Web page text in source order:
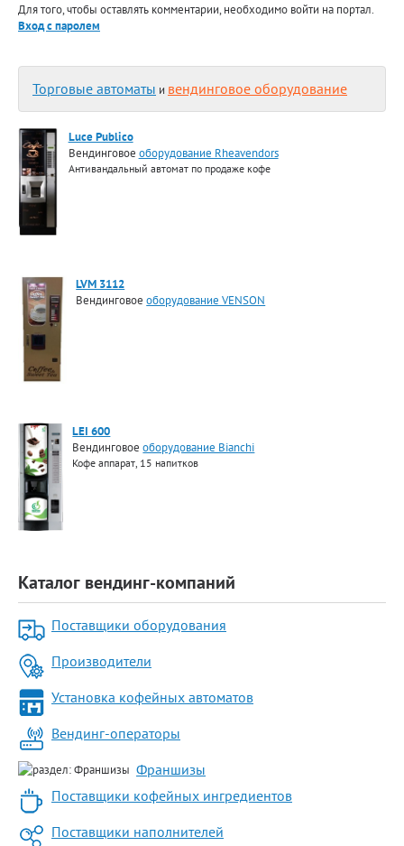
Для того, чтобы оставлять комментарии, необходимо войти на портал.
Вход с паролем
Торговые автоматы и вендинговое оборудование
Luce Publico
Вендинговое оборудование Rheavendors
Антивандальный автомат по продаже кофе
LVM 3112
Вендинговоеоборудование VENSON
LEI 600
Вендинговоеоборудование Bianchi
Кофе аппарат, 15 напитков
Каталог вендинг-компаний
Поставщики оборудования
Производители
Установка кофейных автоматов
Вендинг-операторы
Франшизы
Поставщики кофейных ингредиентов
Поставщики наполнителей